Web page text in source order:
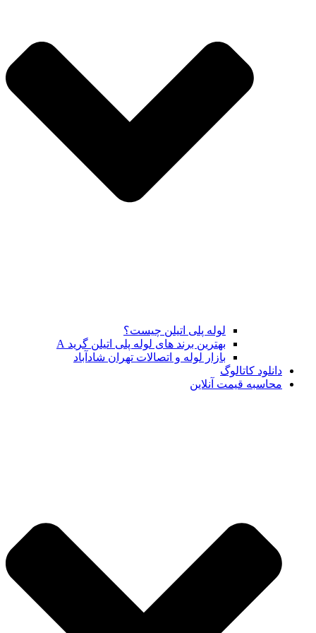
لوله پلی اتیلن چیست؟
بهترین برند های لوله پلی اتیلن گرید A
بازار لوله و اتصالات تهران شادآباد
دانلود کاتالوگ
محاسبه قیمت آنلاین